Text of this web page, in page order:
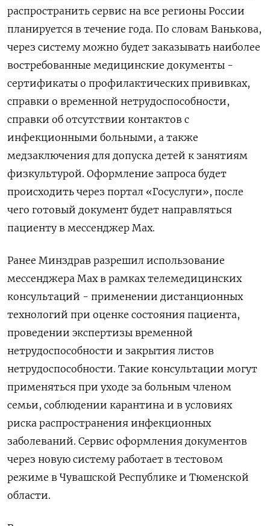
распространить сервис на все регионы России
планируется в течение года. По словам Ванькова,
через систему можно будет заказывать наиболее
востребованные медицинские документы -
сертификаты о профилактических прививках,
справки о временной нетрудоспособности,
справки об отсутствии контактов с
инфекционными больными, а также
медзаключения для допуска детей к занятиям
физкультурой. Оформление запроса будет
происходить через портал «Госуслуги», после
чего готовый документ будет направляться
пациенту в мессенджер Max.
Ранее Минздрав разрешил использование
мессенджера Max в рамках телемедицинских
консультаций - применении дистанционных
технологий при оценке состояния пациента,
проведении экспертизы временной
нетрудоспособности и закрытия листов
нетрудоспособности. Такие консультации могут
применяться при уходе за больным членом
семьи, соблюдении карантина и в условиях
риска распространения инфекционных
заболеваний. Сервис оформления документов
через новую систему работает в тестовом
режиме в Чувашской Республике и Тюменской
области.